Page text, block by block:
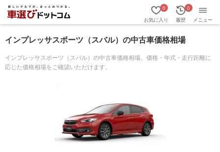
お気に入り
0
履歴
0
メニュー
インプレッサスポーツ（スバル）の中古車価格相場
インプレッサスポーツ（スバル）の中古車価格相場。価格・年式・走行距離に
応じた価格相場をご確認いただけます。